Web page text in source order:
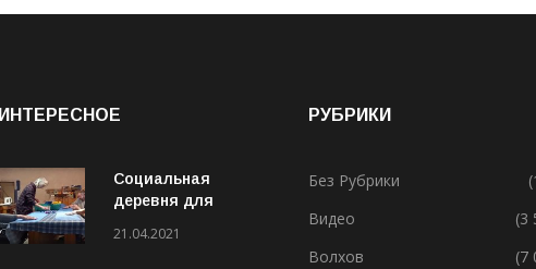
ИНТЕРЕСНОЕ
Социальная
деревня для
21.04.2021
РУБРИКИ
Без Рубрики
Видео
(3
Волхов
(7